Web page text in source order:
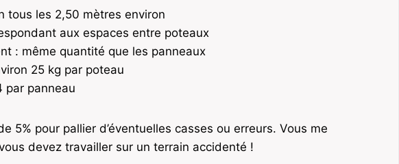
tous les 2,50 mètres environ
aux espaces entre poteaux
: même quantité que les panneaux
25 kg par poteau
par panneau
5% pour pallier d’éventuelles casses ou erreurs. Vous me
devez travailler sur un terrain accidenté !